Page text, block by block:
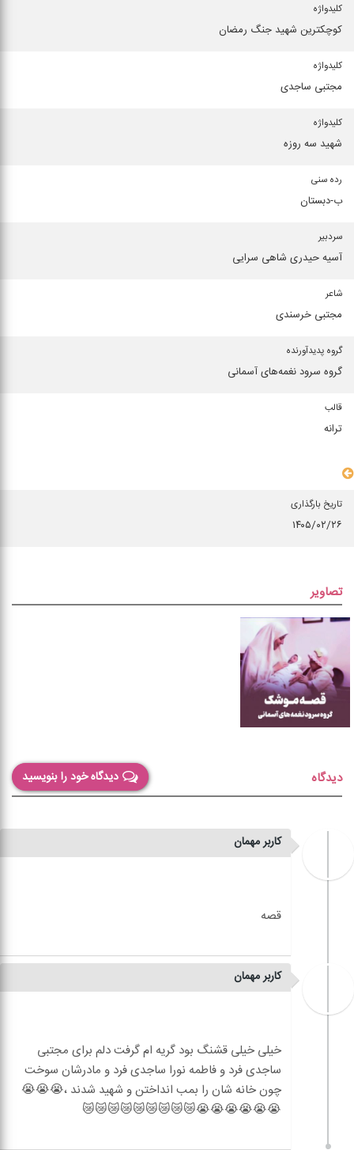
کلیدواژه
كوچكترین شهید جنگ رمضان
کلیدواژه
مجتبی ساجدی
کلیدواژه
شهید سه روزه
رده سنی
ب-دبستان
سردبیر
آسیه حیدری شاهی سرایی
شاعر
مجتبی خرسندی
گروه پدیدآورنده
گروه سرود نغمه‌های آسمانی
قالب
ترانه
تاریخ بارگذاری
۱۴۰۵/۰۲/۲۶
تصاویر
دیدگاه خود را بنویسید دیدگاه
کاربر مهمان
کاربر مهمان
خیلی خیلی قشنگ بود گریه ام گرفت دلم برای مجتبی
ساجدی فرد و فاطمه نورا ساجدی فرد و مادرشان سوخت
چون خانه شان را بمب انداختن و شهید شدند ،😭😭😭